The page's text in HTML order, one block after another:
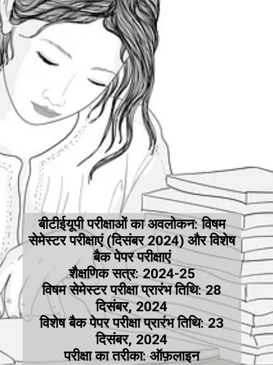
बीटीईयूपी परीक्षाओं का अवलोकन: विषम
सेमेस्टर परीक्षाएं (दिसंबर 2024) और विशेष
बैक पेपर परीक्षाएं
शैक्षणिक सत्र: 2024-25
विषम सेमेस्टर परीक्षा प्रारंभ तिथि: 28
दिसंबर, 2024
विशेष बैक पेपर परीक्षा प्रारंभ तिथि: 23
दिसंबर, 2024
परीक्षा का तरीका: ऑफ़लाइन